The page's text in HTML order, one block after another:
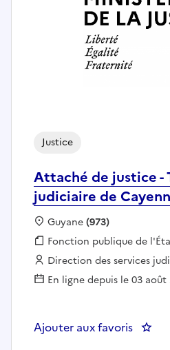
Attaché de justice -
judiciaire de
Justice
Localisation :
Guyane(973)
Fonction publique :
Fonction publique de
Employeur :
Direction des services
En ligne depuis le 03 août
Ajouter aux favoris :